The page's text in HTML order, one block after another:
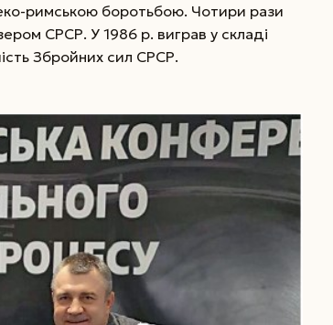
римською боротьбою. Чотири рази
СРСР. У 1986 р. виграв у складі
Збройних сил СРСР.